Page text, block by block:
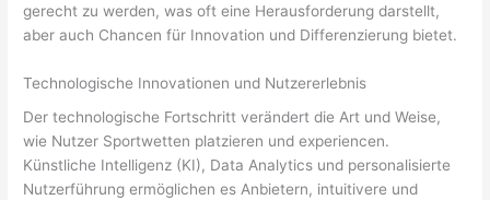
gerecht zu werden, was oft eine Herausforderung darstellt,
aber auch Chancen für Innovation und Differenzierung bietet.
Technologische Innovationen und Nutzererlebnis
Der technologische Fortschritt verändert die Art und Weise,
wie Nutzer Sportwetten platzieren und experiencen.
Künstliche Intelligenz (KI), Data Analytics und personalisierte
Nutzerführung ermöglichen es Anbietern, intuitivere und